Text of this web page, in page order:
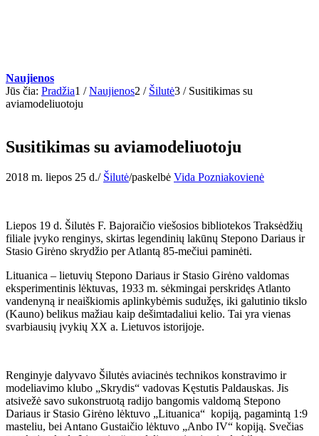
Naujienos
Jūs čia: Pradžia1 / Naujienos2 / Šilutė3 / Susitikimas su
aviamodeliuotoju
Susitikimas su aviamodeliuotoju
2018 m. liepos 25 d./ Šilutė/paskelbė Vida Pozniakovienė
Liepos 19 d. Šilutės F. Bajoraičio viešosios bibliotekos Traksėdžių
filiale įvyko renginys, skirtas legendinių lakūnų Stepono Dariaus ir
Stasio Girėno skrydžio per Atlantą 85-mečiui paminėti.
Lituanica – lietuvių Stepono Dariaus ir Stasio Girėno valdomas
eksperimentinis lėktuvas, 1933 m. sėkmingai perskridęs Atlanto
vandenyną ir neaiškiomis aplinkybėmis sudužęs, iki galutinio tikslo
(Kauno) belikus mažiau kaip dešimtadaliui kelio. Tai yra vienas
svarbiausių įvykių XX a. Lietuvos istorijoje.
Renginyje dalyvavo Šilutės aviacinės technikos konstravimo ir
modeliavimo klubo „Skrydis“ vadovas Kęstutis Paldauskas. Jis
atsivežė savo sukonstruotą radijo bangomis valdomą Stepono
Dariaus ir Stasio Girėno lėktuvo „Lituanica“ kopiją, pagamintą 1:9
masteliu, bei Antano Gustaičio lėktuvo „Anbo IV“ kopiją. Svečias